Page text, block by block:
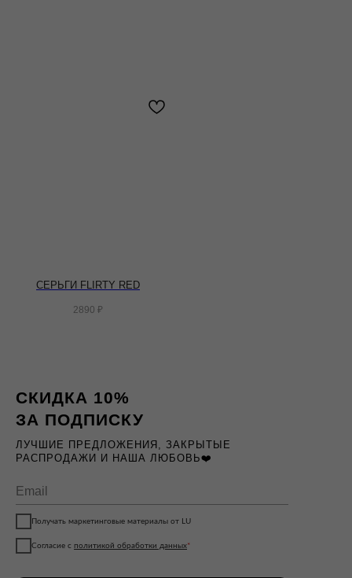
СЕРЬГИ FLIRTY RED
2890 ₽
СКИДКА 10%
ЗА ПОДПИСКУ
Получать маркетинговые материалы от LU
Согласие с политикой обработки данных*
ЛУЧШИЕ ПРЕДЛОЖЕНИЯ, ЗАКРЫТЫЕ
РАСПРОДАЖИ И НАША ЛЮБОВЬ❤️